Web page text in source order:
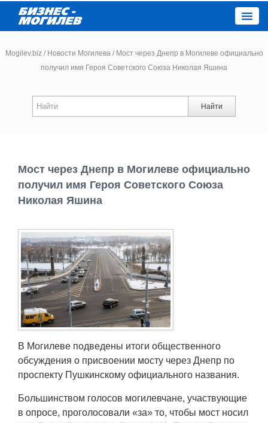
Новости
Работа
Объявления
Транспорт
Погода
Mogilev.biz / Новости Могилева /Мост через Днепр в Могилеве официально
получил имя Героя Советского Союза Николая Яшина
Найти
Мост через Днепр в Могилеве официально
получил имя Героя Советского Союза
Николая Яшина
В Могилеве подведены итоги общественного
обсуждения о присвоении мосту через Днепр по
проспекту Пушкинскому официального названия.
Большинством голосов могилевчане, участвующие
в опросе, проголосовали «за» то, чтобы мост носил